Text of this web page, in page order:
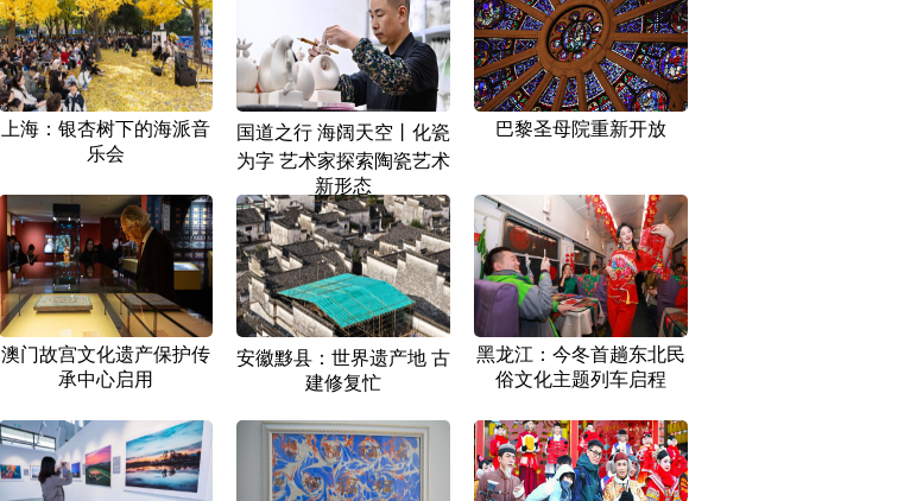
上海：银杏树下的海派音
乐会
国道之行 海阔天空丨化瓷
为字 艺术家探索陶瓷艺术
新形态
巴黎圣母院重新开放
澳门故宫文化遗产保护传
承中心启用
安徽黟县：世界遗产地 古
建修复忙
黑龙江：今冬首趟东北民
俗文化主题列车启程